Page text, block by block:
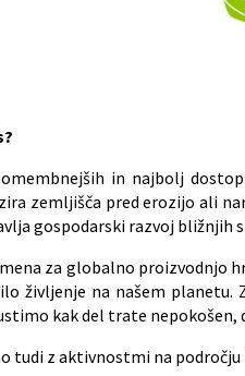
in najbolj
zemljišča pred erozijo ali
gospodarski razvoj bližnjih
za globalno proizvodnjo
življenje na našem
kak del trate nepokošen,
tudi z aktivnostmi na področju